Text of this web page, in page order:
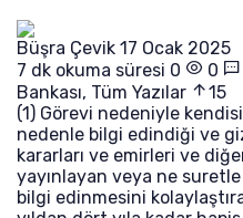
Büşra Çevik 17 Ocak 2025
7 dk okuma süresi 0 0
Bankası, Tüm Yazılar
15
(1) Görevi nedeniyle
nedenle bilgi edindiği ve
kararları ve emirleri ve
yayınlayan veya ne suretle
bilgi edinmesini